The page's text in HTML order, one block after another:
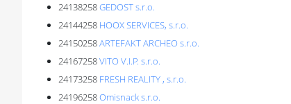
24138258GEDOST s.r.o.
24144258 HOOX SERVICES, s.r.o.
24150258ARTEFAKT ARCHEO s.r.o.
24167258VITO V.I.P. s.r.o.
24173258 FRESH REALITY , s.r.o.
24196258Omisnack s.r.o.